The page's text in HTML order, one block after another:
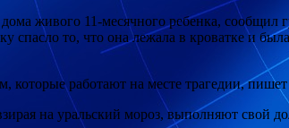
живого 11-месячного ребенка,
спасло то, что она лежала в кроватке и была
которые работают на месте трагедии,
на уральский мороз, выполняют свой